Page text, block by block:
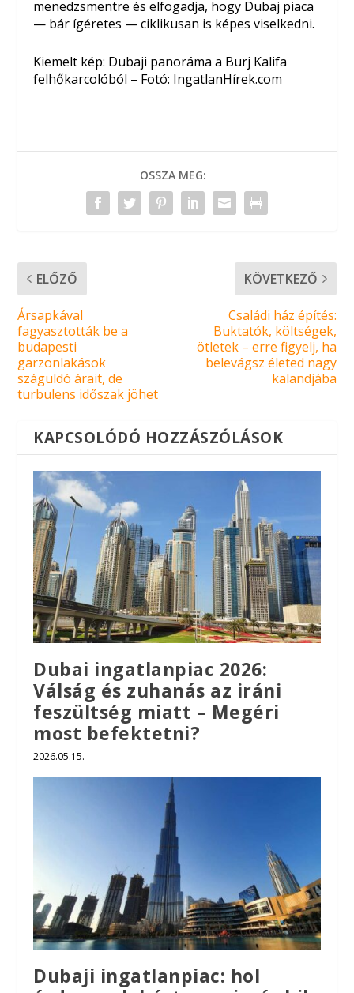
menedzsmentre és elfogadja, hogy Dubaj piaca
— bár ígéretes — ciklikusan is képes viselkedni.
Kiemelt kép: Dubaji panoráma a Burj Kalifa
felhőkarcolóból – Fotó: IngatlanHírek.com
OSSZA MEG:
ELŐZŐ
Ársapkával
fagyasztották be a
budapesti
garzonlakások
száguldó árait, de
turbulens időszak jöhet
KÖVETKEZŐ
Családi ház építés:
Buktatók, költségek,
ötletek – erre figyelj, ha
belevágsz életed nagy
kalandjába
KAPCSOLÓDÓ HOZZÁSZÓLÁSOK
Dubai ingatlanpiac 2026:
Válság és zuhanás az iráni
feszültség miatt – Megéri
most befektetni?
2026.05.15.
Dubaji ingatlanpiac: hol